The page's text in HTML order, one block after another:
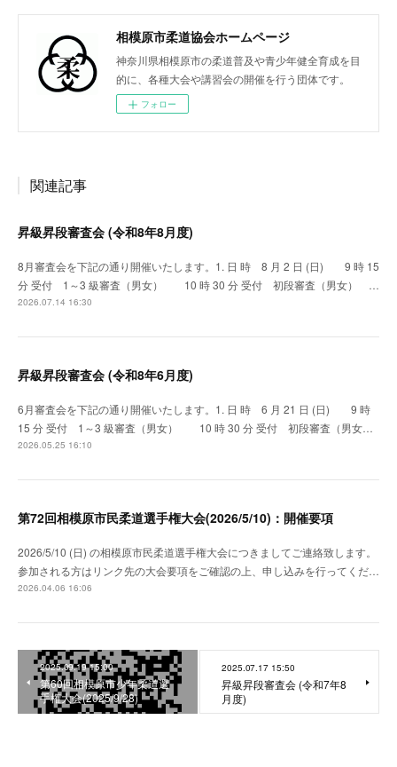
相模原市柔道協会ホームページ
神奈川県相模原市の柔道普及や青少年健全育成を目
的に、各種大会や講習会の開催を行う団体です。
フォロー
関連記事
昇級昇段審査会 (令和8年8月度)
8月審査会を下記の通り開催いたします。1. 日 時 8 月 2 日 (日) 9 時 15
分 受付 1～3 級審査（男女） 10 時 30 分 受付 初段審査（男女） …
2026.07.14 16:30
昇級昇段審査会 (令和8年6月度)
6月審査会を下記の通り開催いたします。1. 日 時 6 月 21 日 (日) 9 時
15 分 受付 1～3 級審査（男女） 10 時 30 分 受付 初段審査（男女…
2026.05.25 16:10
第72回相模原市民柔道選手権大会(2026/5/10)：開催要項
2026/5/10 (日) の相模原市民柔道選手権大会につきましてご連絡致します。
参加される方はリンク先の大会要項をご確認の上、申し込みを行ってくだ…
2026.04.06 16:06
2025.09.19 15:00
第60回相模原市少年柔道選
手権大会(2025/9/28)
2025.07.17 15:50
昇級昇段審査会 (令和7年8
月度)